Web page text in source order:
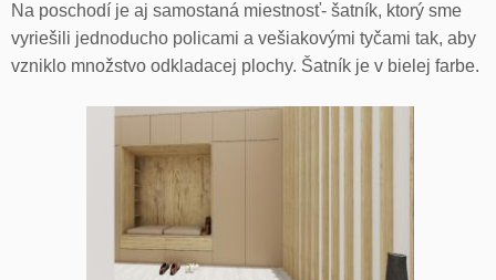
Na poschodí je aj samostaná miestnosť- šatník, ktorý sme
vyriešili jednoducho policami a vešiakovými tyčami tak, aby
vzniklo množstvo odkladacej plochy. Šatník je v bielej farbe.